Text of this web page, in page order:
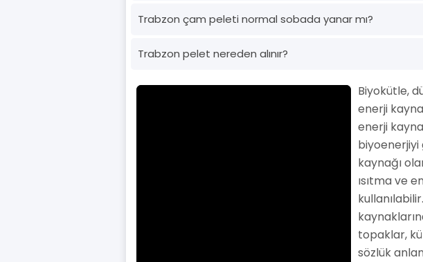
Trabzon çam peleti normal sobada yanar mı?
Trabzon pelet nereden alınır?
Biyokütle,
enerji
enerji
kaynağı
ısıtma ve
topaklar,
sözlük